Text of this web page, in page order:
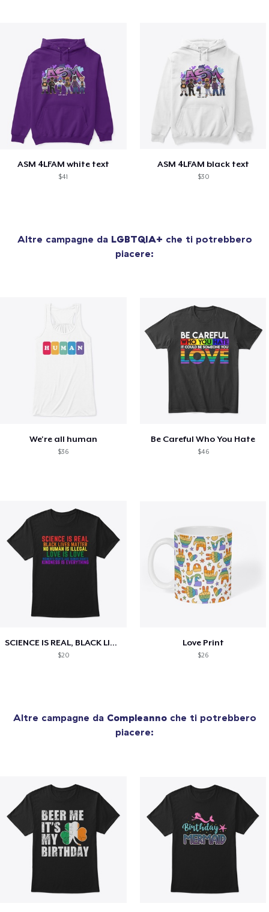
ASM 4LFAM white text
$41
ASM 4LFAM black text
$30
Altre campagne da LGBTQIA+ che ti potrebbero
piacere:
We're all human
$36
Be Careful Who You Hate
$46
SCIENCE IS REAL, BLACK LIVES MATTER
$20
Love Print
$26
Altre campagne da Compleannoche ti potrebbero
piacere: